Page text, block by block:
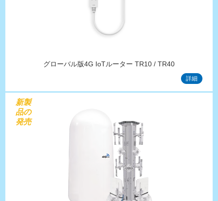
グローバル版4G IoTルーター TR10 / TR40
詳細
新製
品の
発売